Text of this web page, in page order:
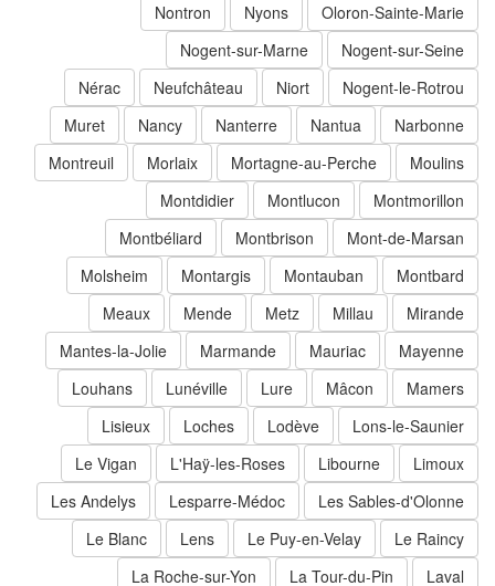
Oloron-Sainte-Marie
Nyons
Nontron
Nogent-sur-Seine
Nogent-sur-Marne
Nogent-le-Rotrou
Niort
Neufchâteau
Nérac
Narbonne
Nantua
Nanterre
Nancy
Muret
Moulins
Mortagne-au-Perche
Morlaix
Montreuil
Montmorillon
Montlucon
Montdidier
Mont-de-Marsan
Montbrison
Montbéliard
Montbard
Montauban
Montargis
Molsheim
Mirande
Millau
Metz
Mende
Meaux
Mayenne
Mauriac
Marmande
Mantes-la-Jolie
Mamers
Mâcon
Lure
Lunéville
Louhans
Lons-le-Saunier
Lodève
Loches
Lisieux
Limoux
Libourne
L'Haÿ-les-Roses
Le Vigan
Les Sables-d'Olonne
Lesparre-Médoc
Les Andelys
Le Raincy
Le Puy-en-Velay
Lens
Le Blanc
Laval
La Tour-du-Pin
La Roche-sur-Yon